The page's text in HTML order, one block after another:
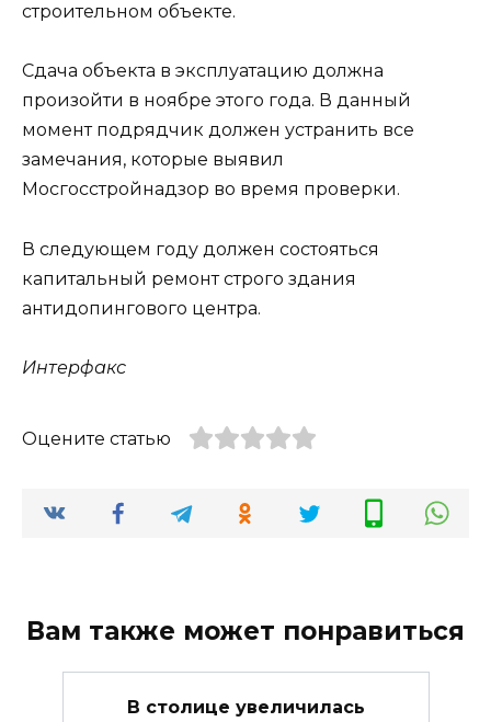
строительном объекте.
Сдача объекта в эксплуатацию должна
произойти в ноябре этого года. В данный
момент подрядчик должен устранить все
замечания, которые выявил
Мосгосстройнадзор во время проверки.
В следующем году должен состояться
капитальный ремонт строго здания
антидопингового центра.
Интерфакс
Оцените статью
Вам также может понравиться
В столице увеличилась